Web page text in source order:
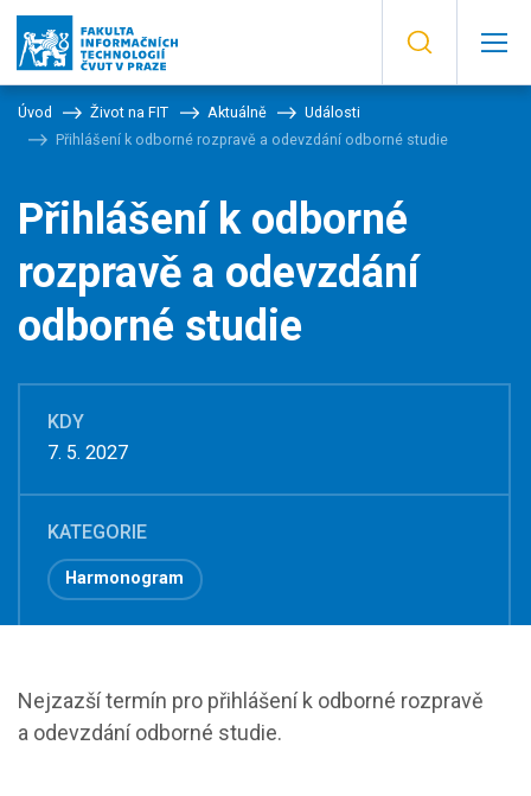
Úvod Život na FIT Aktuálně
Události
Přihlášení k odborné rozpravě a odevzdání odborné studie
Přihlášení k odborné
rozpravě a odevzdání
odborné studie
KDY
7. 5. 2027
KATEGORIE
Harmonogram
Nejzazší termín pro přihlášení k odborné rozpravě
a odevzdání odborné studie.